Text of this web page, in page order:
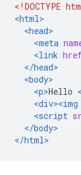
<!DOCTYPE
<html>
<head>
<meta
<link
</head>
<body>
<p>Hello
<div><img
<script
</body>
</html>